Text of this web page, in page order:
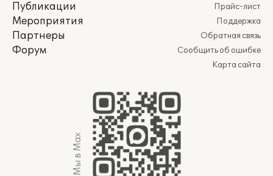
Публикации
Мероприятия
Партнеры
Форум
Прайс-лист
Поддержка
Обратная связь
Сообщить об ошибке
Карта сайта
Мы в Max